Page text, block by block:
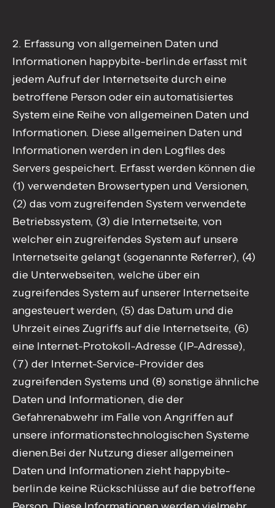
2. Erfassung von allgemeinen Daten und
Informationen happybite-berlin.de erfasst mit
jedem Aufruf der Internetseite durch eine
betroffene Person oder ein automatisiertes
System eine Reihe von allgemeinen Daten und
Informationen. Diese allgemeinen Daten und
Informationen werden in den Logfiles des
Servers gespeichert. Erfasst werden können die
(1) verwendeten Browsertypen und Versionen,
(2) das vom zugreifenden System verwendete
Betriebssystem, (3) die Internetseite, von
welcher ein zugreifendes System auf unsere
Internetseite gelangt (sogenannte Referrer), (4)
die Unterwebseiten, welche über ein
zugreifendes System auf unserer Internetseite
angesteuert werden, (5) das Datum und die
Uhrzeit eines Zugriffs auf die Internetseite, (6)
eine Internet-Protokoll-Adresse (IP-Adresse),
(7) der Internet-Service-Provider des
zugreifenden Systems und (8) sonstige ähnliche
Daten und Informationen, die der
Gefahrenabwehr im Falle von Angriffen auf
unsere informationstechnologischen Systeme
dienen.Bei der Nutzung dieser allgemeinen
Daten und Informationen zieht happybite-
berlin.de keine Rückschlüsse auf die betroffene